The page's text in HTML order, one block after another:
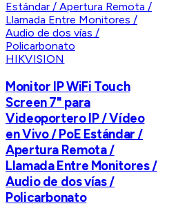
HIKVISION
Monitor IP WiFi Touch
Screen 7" para
Videoportero IP / Vídeo
en Vivo / PoE Estándar /
Apertura Remota /
Llamada Entre Monitores /
Audio de dos vías /
Policarbonato